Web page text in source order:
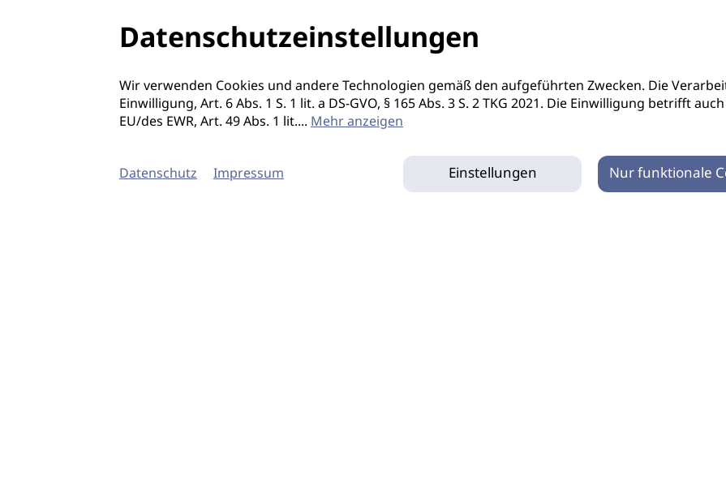
Datenschutzeinstellungen
Wir verwenden Cookies und andere Technologien gemäß den aufgeführten Zwecken. Die
Einwilligung, Art. 6 Abs. 1 S. 1 lit. a DS-GVO, § 165 Abs. 3 S. 2 TKG 2021. Die Einwilligung betrifft
EU/des EWR, Art. 49 Abs. 1 lit.... Mehr anzeigen
Datenschutz Impressum Einstellungen Nur funktionale